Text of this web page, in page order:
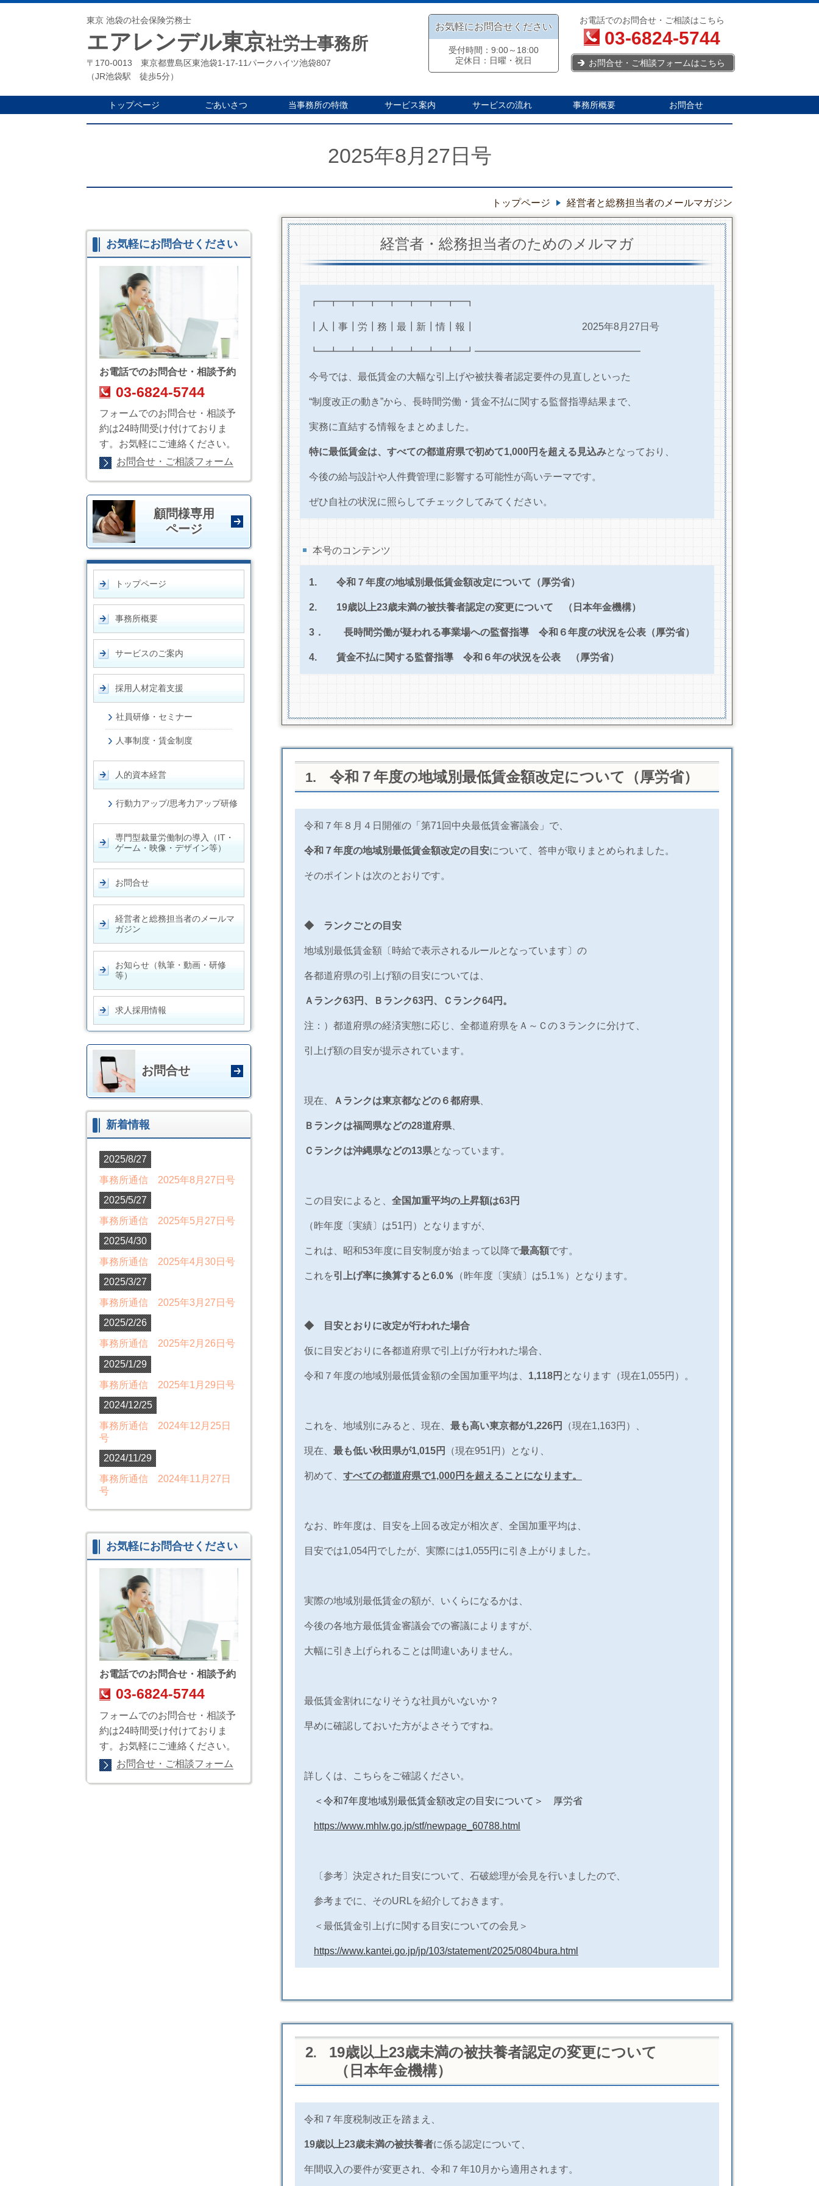
東京 池袋の社会保険労務士
エアレンデル東京社労士事務所
〒170-0013 東京都豊島区東池袋1-17-11パークハイツ池袋807
（JR池袋駅 徒歩5分）
お気軽にお問合せください
受付時間：9:00～18:00
定休日：日曜・祝日
お電話でのお問合せ・ご相談はこちら
03-6824-5744
お問合せ・ご相談フォームはこちら
トップページ ごあいさつ 当事務所の特徴 サービス案内 サービスの流れ 事務所概要 お問合せ
2025年8月27日号
トップページ 経営者と総務担当者のメールマガジン
経営者・総務担当者のためのメルマガ
┏━┳━┳━┳━┳━┳━┳━┳━┓
┃人┃事┃労┃務┃最┃新┃情┃報┃ 2025年8月27日号
┗━┻━┻━┻━┻━┻━┻━┻━┛━━━━━━━━━━━━━━━━━
今号では、最低賃金の大幅な引上げや被扶養者認定要件の見直しといった
“制度改正の動き”から、長時間労働・賃金不払に関する監督指導結果まで、
実務に直結する情報をまとめました。
特に最低賃金は、すべての都道府県で初めて1,000円を超える見込みとなっており、
今後の給与設計や人件費管理に影響する可能性が高いテーマです。
ぜひ自社の状況に照らしてチェックしてみてください。
本号のコンテンツ
1. 令和７年度の地域別最低賃金額改定について（厚労省）
2.19歳以上23歳未満の被扶養者認定の変更について （日本年金機構）
3． 長時間労働が疑われる事業場への監督指導 令和６年度の状況を公表（厚労省）
4.賃金不払に関する監督指導 令和６年の状況を公表（厚労省）
1.令和７年度の地域別最低賃金額改定について（厚労省）
令和７年８月４日開催の「第71回中央最低賃金審議会」で、
令和７年度の地域別最低賃金額改定の目安について、答申が取りまとめられました。
そのポイントは次のとおりです。
◆ ランクごとの目安
地域別最低賃金額〔時給で表示されるルールとなっています〕の
各都道府県の引上げ額の目安については、
Ａランク63円、Ｂランク63円、Ｃランク64円。
注：）都道府県の経済実態に応じ、全都道府県をＡ～Ｃの３ランクに分けて、
引上げ額の目安が提示されています。
現在、 Ａランクは東京都などの６都府県
Ｂランクは福岡県などの28道府県
Ｃランクは沖縄県などの13県となっています。
この目安によると、 全国加重平均の上昇額は63円
（昨年度〔実績〕は51 円）となりますが、
これは、昭和53年度に目安制度が始まって以降で最高額です。
これを引上げ率に換算すると6.0％ （昨年度〔実績〕は5.1 ％）となります。
◆ 目安とおりに改定が行われた場合
仮に目安どおりに各都道府県で引上げが行われた場合、
令和７年度の地域別最低賃金額の全国加重平均は、 1,118円 となります（現在1,055円）。
これを、地域別にみると、現在、 最も高い東京都が1,226円 （現在1,163円）、
現在、 最も低い秋田県が1,015円 （現在951 円）となり、
初めて、 すべての都道府県で1,000円を超えることになります。
なお、昨年度は、目安を上回る改定が相次ぎ、全国加重平均は、
目安では1,054円でしたが、実際には1,055円に引き上がりました。
実際の地域別最低賃金の額が、いくらになるかは、
今後の各地方最低賃金審議会での審議によりますが、
大幅に引き上げられることは間違いありません。
最低賃金割れになりそうな社員がいないか？
早めに確認しておいた方がよさそうですね。
詳しくは、こちらをご確認ください。
＜令和7年度地域別最低賃金額改定の目安について＞ 厚労省
https://www.mhlw.go.jp/stf/newpage_60788.html
〔参考〕決定された目安について、石破総理が会見を行いましたので、
参考までに、そのURLを紹介しておきます。
＜最低賃金引上げに関する目安についての会見＞
https://www.kantei.go.jp/jp/103/statement/2025/0804bura.html
2. 19歳以上23歳未満の被扶養者認定の変更について
（日本年金機構）
​令和７年度税制改正を踏まえ、
19歳以上23歳未満の被扶養者に係る認定について、
年間収入の要件が変更され、令和７年10月から適用されます。
お気軽にお問合せください
お電話でのお問合せ・相談予約
03-6824-5744
フォームでのお問合せ・相談予
約は24時間受け付けておりま
す。お気軽にご連絡ください。
お問合せ・ご相談フォーム
顧問様専用
ページ
トップページ
事務所概要
サービスのご案内
採用人材定着支援
社員研修・セミナー
人事制度・賃金制度
人的資本経営
行動力アップ/思考力アップ研修
専門型裁量労働制の導入（IT・
ゲーム・映像・デザイン等）
お問合せ
経営者と総務担当者のメールマ
ガジン
お知らせ（執筆・動画・研修
等）
求人採用情報
お問合せ
新着情報
2025/8/27
事務所通信 2025年8月27日号
2025/5/27
事務所通信 2025年5月27日号
2025/4/30
事務所通信 2025年4月30日号
2025/3/27
事務所通信 2025年3月27日号
2025/2/26
事務所通信 2025年2月26日号
2025/1/29
事務所通信 2025年1月29日号
2024/12/25
事務所通信 2024年12月25日
号
2024/11/29
事務所通信 2024年11月27日
号
お気軽にお問合せください
お電話でのお問合せ・相談予約
03-6824-5744
フォームでのお問合せ・相談予
約は24時間受け付けておりま
す。お気軽にご連絡ください。
お問合せ・ご相談フォーム